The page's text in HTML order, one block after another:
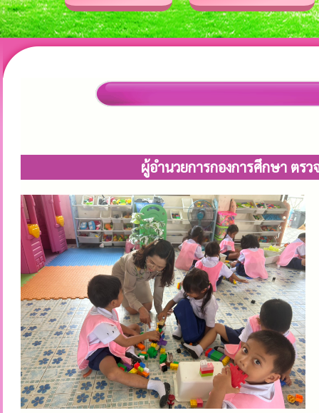
ผู้อำนวยการกองการศึกษา ตร